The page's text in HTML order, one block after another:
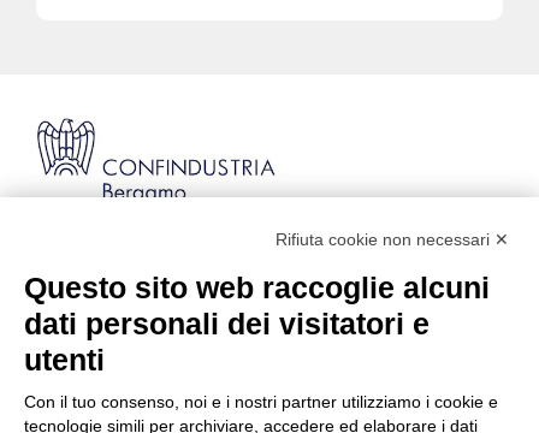
Codice Fiscale: 80021750163 | PEC:
info@pec.confindustriabergamo.it
CONFINDUSTRIA BERGAMO
Rifiuta cookie non necessari ✕
Questo sito web raccoglie alcuni
dati personali dei visitatori e
utenti
Con il tuo consenso, noi e i nostri partner utilizziamo i cookie e
tecnologie simili per archiviare, accedere ed elaborare i dati